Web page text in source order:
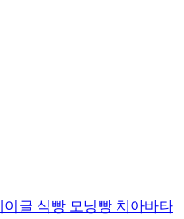
글 식빵 모닝빵 치아바타